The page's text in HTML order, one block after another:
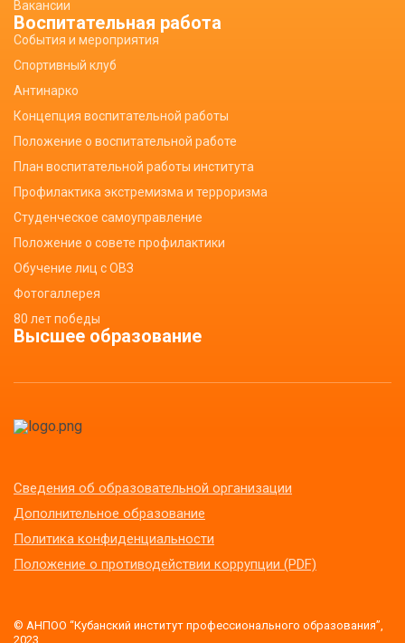
Вакансии
Воспитательная работа
События и мероприятия
Спортивный клуб
Антинарко
Концепция воспитательной работы
Положение о воспитательной работе
План воспитательной работы института
Профилактика экстремизма и терроризма
Студенческое самоуправление
Положение о совете профилактики
Обучение лиц с ОВЗ
Фотогаллерея
80 лет победы
Высшее образование
Сведения об образовательной организации
Дополнительное образование
Политика конфиденциальности
Положение о противодействии коррупции (PDF)
© АНПОО “Кубанский институт профессионального образования”,
2023